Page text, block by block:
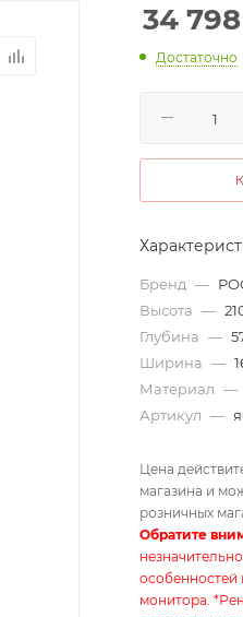
34 798
Достаточно
Бренд —
Высота —
Глубина —
Ширина —
Материал —
Артикул —
Цена
магазина и
розничных
Обратите
особенностей
монитора.